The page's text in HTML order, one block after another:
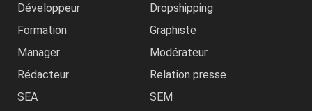
Développeur
Dropshipping
Formation
Graphiste
Manager
Modérateur
Rédacteur
Relation presse
SEA
SEM